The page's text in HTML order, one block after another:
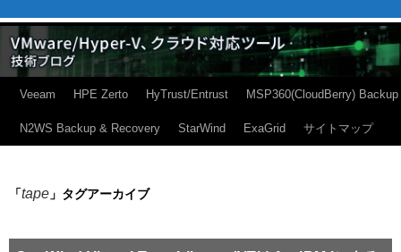
Veeam HPE Zerto HyTrust/Entrust MSP360(CloudBerry) Backup
N2WS Backup & Recovery StarWind ExaGrid サイトマップ
「tape 」タグアーカイブ